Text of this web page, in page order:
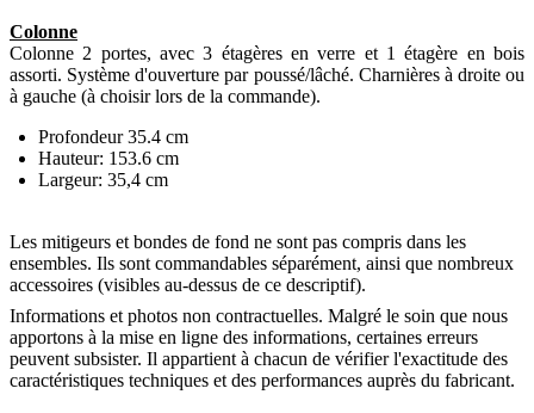
Colonne
Colonne 2 portes, avec 3 étagères en verre et 1 étagère en bois
assorti. Système d'ouverture par poussé/lâché. Charnières à droite ou
à gauche (à choisir lors de la commande).
Profondeur 35.4 cm
Hauteur: 153.6 cm
Largeur: 35,4 cm
Les mitigeurs et bondes de fond ne sont pas compris dans les
ensembles. Ils sont commandables séparément, ainsi que nombreux
accessoires (visibles au-dessus de ce descriptif).
Informations et photos non contractuelles. Malgré le soin que nous
apportons à la mise en ligne des informations, certaines erreurs
peuvent subsister. Il appartient à chacun de vérifier l'exactitude des
caractéristiques techniques et des performances auprès du fabricant.